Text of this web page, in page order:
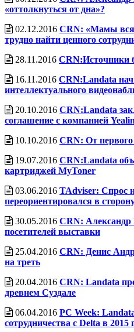
«оттолкнуться от дна»?
02.12.2016 CRN: «Мамы
трудно найти ценного
28.11.2016 CRN:Источники
16.11.2016 CRN:Landata
интеллектуального
20.10.2016 CRN:Landata
соглашение с компанией
10.10.2016 CRN: От
19.07.2016 CRN:Landata
картриджей MyToner
03.06.2016 TAdviser: Спрос
переориентировался в
30.05.2016 CRN:
посетителей выставки
25.04.2016 CRN: Денис
на треть
20.04.2016 CRN: Landata
древнем Суздале
06.04.2016 PC Week:
сотрудничества с Delta в 2015